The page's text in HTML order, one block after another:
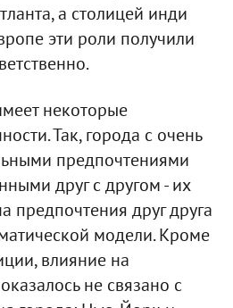
а столицей инди
эти роли получили
некоторые
Так, города с очень
предпочтениями
друг с другом - их
предпочтения друг друга
модели. Кроме
влияние на
не связано с